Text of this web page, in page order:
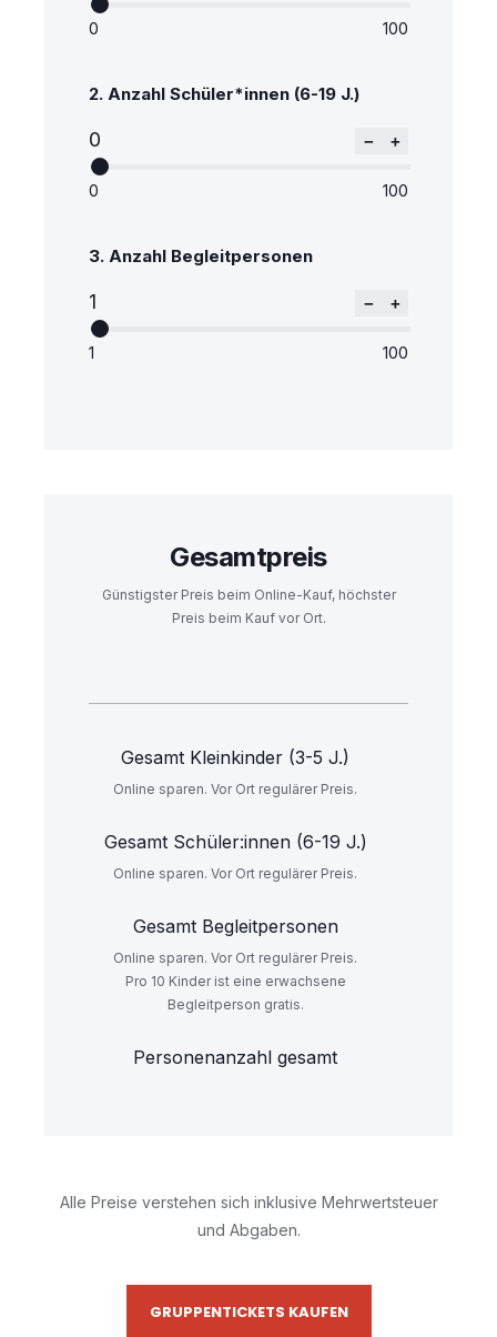
0 100
2. Anzahl Schüler*innen (6-19 J.)
0 − +
0 100
3. Anzahl Begleitpersonen
1 − +
1 100
Gesamtpreis
Günstigster Preis beim Online-Kauf, höchster
Preis beim Kauf vor Ort.
Gesamt Kleinkinder (3-5 J.)
Online sparen. Vor Ort regulärer Preis.
Gesamt Schüler:innen (6-19 J.)
Online sparen. Vor Ort regulärer Preis.
Gesamt Begleitpersonen
Online sparen. Vor Ort regulärer Preis.
Pro 10 Kinder ist eine erwachsene
Begleitperson gratis.
Personenanzahl gesamt
Alle Preise verstehen sich inklusive Mehrwertsteuer
und Abgaben.
GRUPPENTICKETS KAUFEN